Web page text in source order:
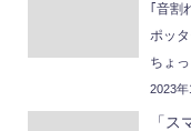
｢音
ポッ
ちょ
2023年
「ス